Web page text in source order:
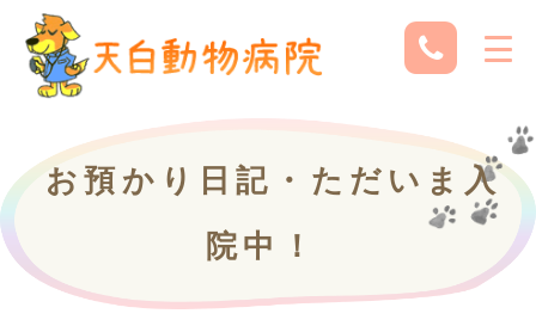
お預かり日記・ただいま入
院中！